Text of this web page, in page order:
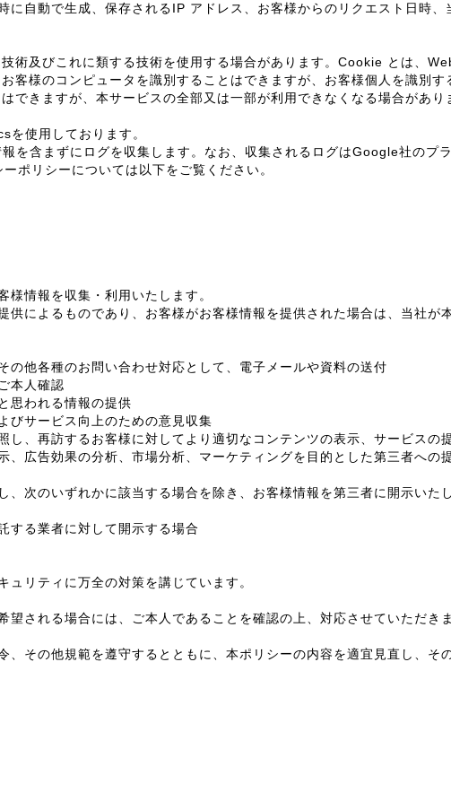
自動で生成、保存されるIP アドレス、お客様からのリクエスト日時
術及びこれに類する技術を使用する場合があります。Cookie とは、
客様のコンピュータを識別することはできますが、お客様個人を識別
きますが、本サービスの全部又は一部が利用できなくなる場合があり
使用しております。
含まずにログを収集します。なお、収集されるログはGoogle社のプ
ポリシーについては以下をご覧ください。
情報を収集・利用いたします。
によるものであり、お客様がお客様情報を提供された場合は、当社が
他各種のお問い合わせ対応として、電子メールや資料の送付
本人確認
思われる情報の提供
びサービス向上のための意見収集
、再訪するお客様に対してより適切なコンテンツの表示、サービスの
広告効果の分析、市場分析、マーケティングを目的とした第三者への
次のいずれかに該当する場合を除き、お客様情報を第三者に開示いた
する業者に対して開示する場合
リティに万全の対策を講じています。
される場合には、ご本人であることを確認の上、対応させていただきま
その他規範を遵守するとともに、本ポリシーの内容を適宜見直し、そ